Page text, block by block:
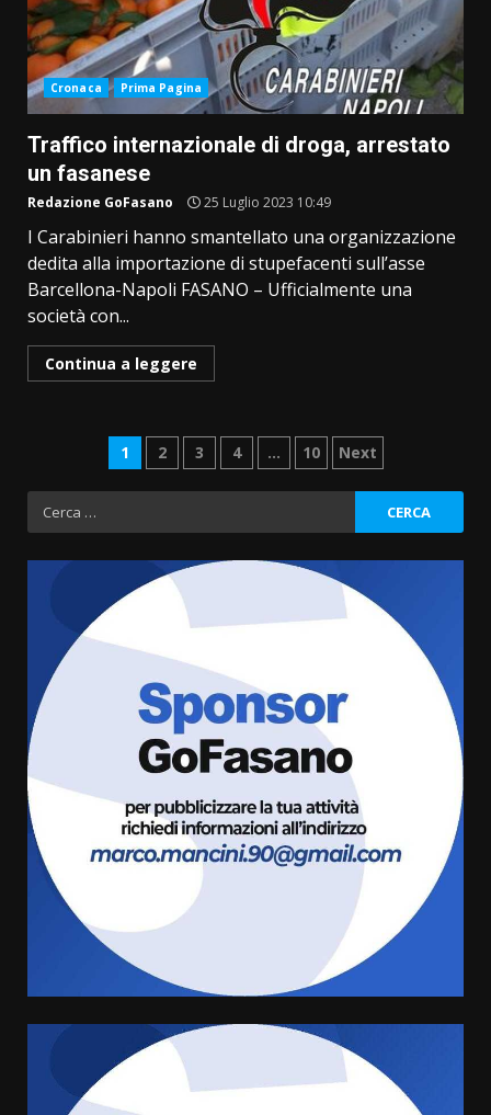
Cronaca Prima Pagina
Traffico internazionale di droga, arrestato
un fasanese
Redazione GoFasano 25 Luglio 2023 10:49
I Carabinieri hanno smantellato una organizzazione
dedita alla importazione di stupefacenti sull’asse
Barcellona-Napoli FASANO – Ufficialmente una
società con...
Continua a leggere
Paginazione
degli
articoli
1 2 3 4 … 10 Next
Ricerca
per:
3
Savelletri in festa, domani sera
grande spettacolo con Uccio De
Santis
8 Agosto 2026 07:30
Politiche Giovanili e Mobilità
Sostenibile: premiati gli studenti
universitari del bando “La strada
giusta”
8 Agosto 2026 07:15
“I Contestatori: Musica di
Rivoluzione”: nuovo
appuntamento con “Fasano in
US Fasano, Scianaro: “Profonda
amarezza per esclusione dal
campionato di calcio”